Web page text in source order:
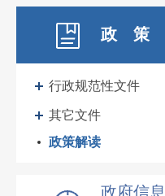
政 策
行政规范性文件
其它文件
政策解读
政府信息